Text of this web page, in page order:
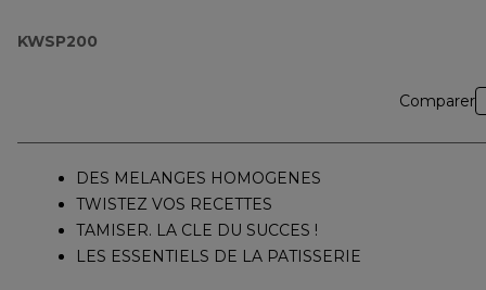
KWSP200
Comparer
DES MELANGES HOMOGENES
TWISTEZ VOS RECETTES
TAMISER. LA CLE DU SUCCES !
LES ESSENTIELS DE LA PATISSERIE